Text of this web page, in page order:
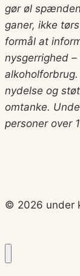
gør øl
ganer, ikke
formål at
nysgerrighed
alkoholforbrug.
nydelse og
omtanke.
personer over
© 2026 under